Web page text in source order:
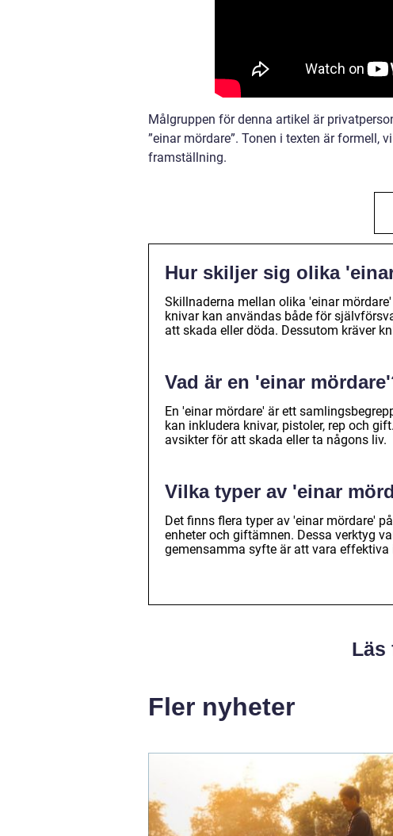
Målgruppen för denna artikel är
”einar mördare”. Tonen i texten är formell,
framställning.
Hur skiljer sig olika
Skillnaderna mellan olika 'einar
knivar kan användas både för
att skada eller döda. Dessutom kräver
Vad är en 'einar
En 'einar mördare' är ett
kan inkludera knivar, pistoler, rep och
avsikter för att skada eller ta någons liv.
Vilka typer av 'einar
Det finns flera typer av 'einar mördare'
enheter och giftämnen. Dessa verktyg
gemensamma syfte är att vara
Läs
Fler nyheter